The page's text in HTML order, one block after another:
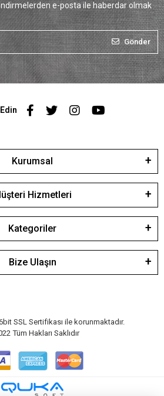
e-posta ile haberdar olmak
Gönder
Kurumsal
Hizmetleri
Kategoriler
Bize Ulaşın
SSL Sertifikası ile korunmaktadır.
Tüm Hakları Saklıdır